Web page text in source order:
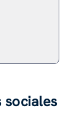
sociales